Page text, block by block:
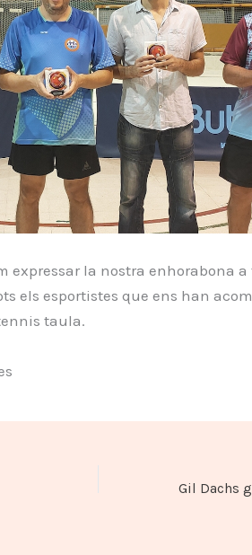
expressar la nostra enhorabona
els esportistes que ens han
taula.